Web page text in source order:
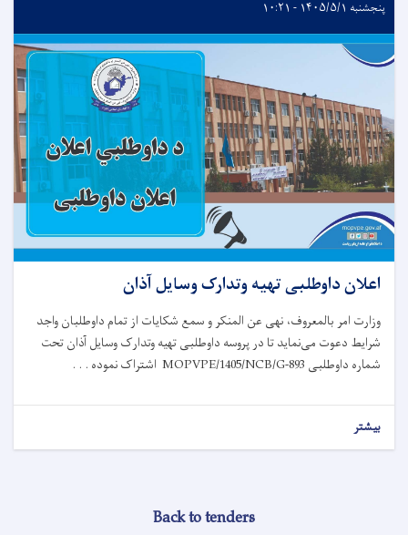
پنجشنبه ۱۴۰۵/۵/۱ - ۱۰:۲۱
اعلان داوطلبی تهیه وتدارک وسایل آذان
وزارت امر بالمعروف، نهی عن المنکر و سمع شکایات از تمام داوطلبان واجد
شرایط دعوت می‌نماید تا در پروسه داوطلبی تهیه وتدارک وسایل آذان تحت
شماره داوطلبی
اشتراک نموده . . .
بیشتر
Back to tenders